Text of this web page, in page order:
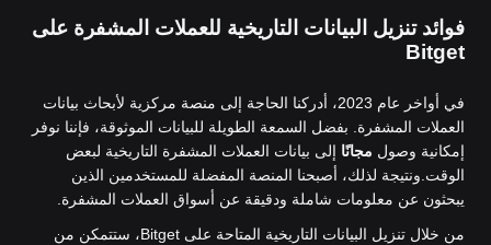
فوائد تنزيل البيانات التاريخية للعملات المشفرة على
Bitget
في أواخر عام 2023، أدركنا الحاجة إلى منصة مركزية لأبحاث بيانات
العملات المشفرة. بفضل السمعة الطويلة للبيانات الموثوقة، فإننا نوفر
إمكانية وصول مجانًا إلى بيانات العملات المشفرة التاريخية لبعض
الوقت. ونتيجة لذلك، أصبحنا المنصة المفضلة للمستخدمين الذين
يبحثون عن معلومات شاملة ودقيقة عن أسواق العملات المشفرة.
من خلال تنزيل البيانات التاريخية المتاحة على Bitget، ستتمكن من